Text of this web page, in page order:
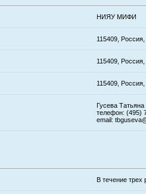
НИЯУ МИФИ
115409,
115409,
115409,
Гусева
телефон: (495)
email:
В течение трех